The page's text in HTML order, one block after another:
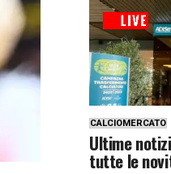
CALCIOMERCATO
Ultime
tutte le